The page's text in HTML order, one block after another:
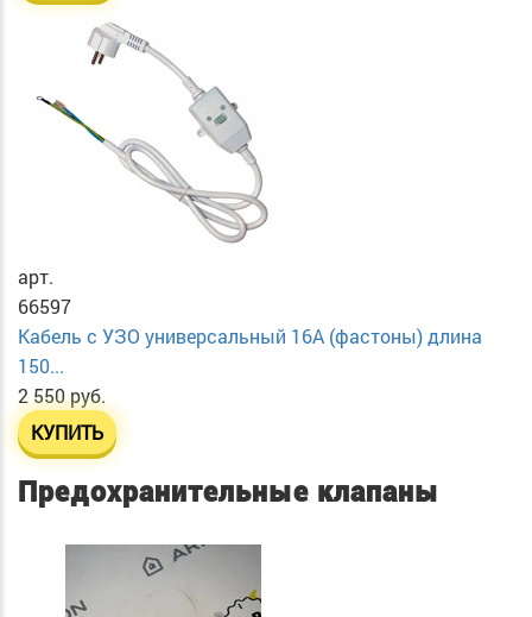
арт.
66597
Кабель с УЗО универсальный 16А (фастоны) длина
150...
2 550 руб.
КУПИТЬ
Предохранительные клапаны